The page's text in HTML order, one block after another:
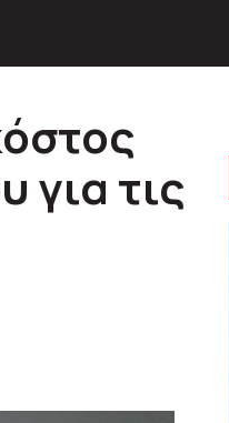
για τις